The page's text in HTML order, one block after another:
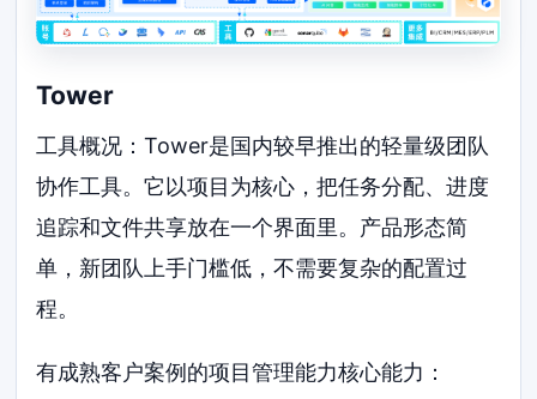
Tower
工具概况：Tower是国内较早推出的轻量级团队
协作工具。它以项目为核心，把任务分配、进度
追踪和文件共享放在一个界面里。产品形态简
单，新团队上手门槛低，不需要复杂的配置过
程。
有成熟客户案例的项目管理能力核心能力：